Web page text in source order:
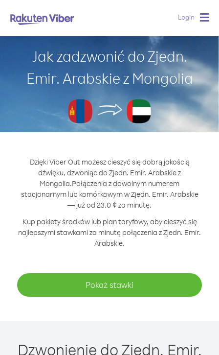
Login
Jak zadzwonić do Zjedn.
Emir. Arabskie z Mongolia
Dzięki Viber Out możesz cieszyć się dobrą jakością
dźwięku, dzwoniąc do Zjedn. Emir. Arabskie z
Mongolia.Połączenia z dowolnym numerem
stacjonarnym lub komórkowym w Zjedn. Emir. Arabskie
— już od 23.0 ¢ za minutę.
Kup pakiety środków lub plan taryfowy, aby cieszyć się
najlepszymi stawkami za minutę połączenia z Zjedn. Emir.
Arabskie.
Pokaż stawki
Dzwonienie do Zjedn. Emir.